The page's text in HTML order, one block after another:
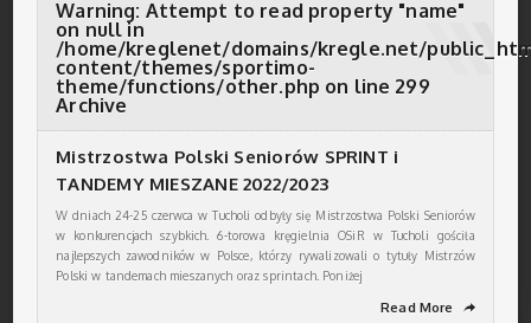
Warning: Attempt to read property "name"
on null in
/home/kreglenet/domains/kregle.net/
content/themes/sportimo-
theme/functions/other.php on line 299
Archive
Mistrzostwa Polski Seniorów SPRINT i
TANDEMY MIESZANE 2022/2023
W dniach 24-25 czerwca w Tucholi odbyły się Mistrzostwa Polski Seniorów
w konkurencjach szybkich. 6-torowa kręgielnia OSiR w Tucholi gościła
najlepszych zawodników w Polsce, którzy rywalizowali o tytuły Mistrzów
Polski w tandemach mieszanych oraz sprintach. Poniżej
Read More ➦